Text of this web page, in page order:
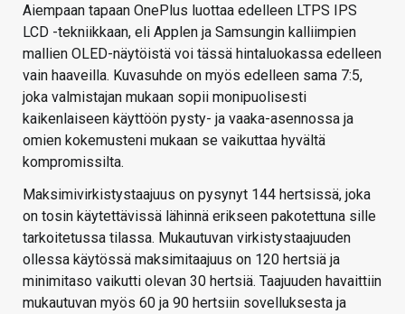
Aiempaan tapaan OnePlus luottaa edelleen LTPS IPS
LCD -tekniikkaan, eli Applen ja Samsungin kalliimpien
mallien OLED-näytöistä voi tässä hintaluokassa edelleen
vain haaveilla. Kuvasuhde on myös edelleen sama 7:5,
joka valmistajan mukaan sopii monipuolisesti
kaikenlaiseen käyttöön pysty- ja vaaka-asennossa ja
omien kokemusteni mukaan se vaikuttaa hyvältä
kompromissilta.
Maksimivirkistystaajuus on pysynyt 144 hertsissä, joka
on tosin käytettävissä lähinnä erikseen pakotettuna sille
tarkoitetussa tilassa. Mukautuvan virkistystaajuuden
ollessa käytössä maksimitaajuus on 120 hertsiä ja
minimitaso vaikutti olevan 30 hertsiä. Taajuuden havaittiin
mukautuvan myös 60 ja 90 hertsiin sovelluksesta ja